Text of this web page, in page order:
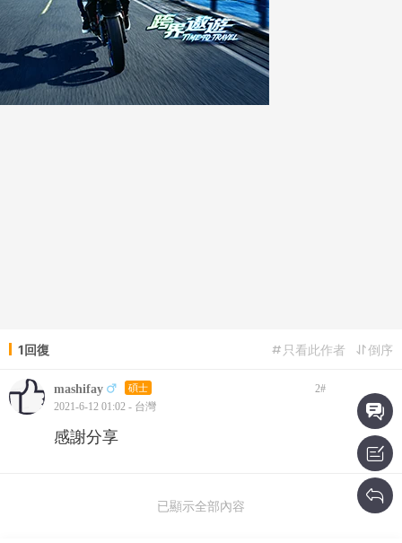
1回復 倒序
只看此作者
mashifay 碩士 2#
2021-6-12 01:02 - 台灣
感謝分享
已顯示全部內容